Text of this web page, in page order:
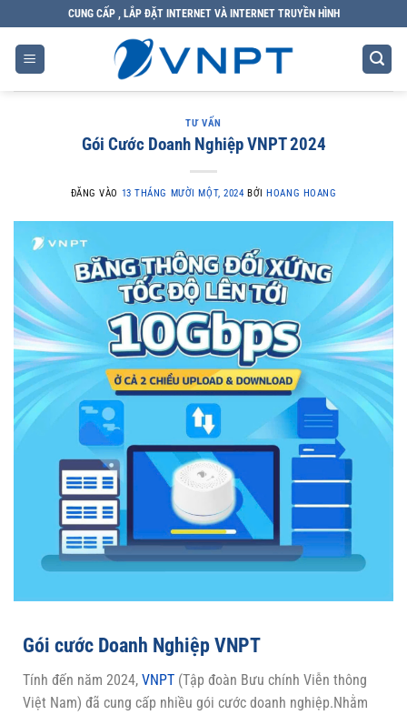
CUNG CẤP , LẮP ĐẶT INTERNET VÀ INTERNET TRUYỀN HÌNH
TƯ VẤN
Gói Cước Doanh Nghiệp VNPT 2024
ĐĂNG VÀO 13 THÁNG MƯỜI MỘT, 2024 BỞIHOANG HOANG
Gói cước Doanh Nghiệp VNPT
Tính đến năm 2024, VNPT (Tập đoàn Bưu chính Viễn thông
Việt Nam) đã cung cấp nhiều gói cước doanh nghiệp.Nhằm